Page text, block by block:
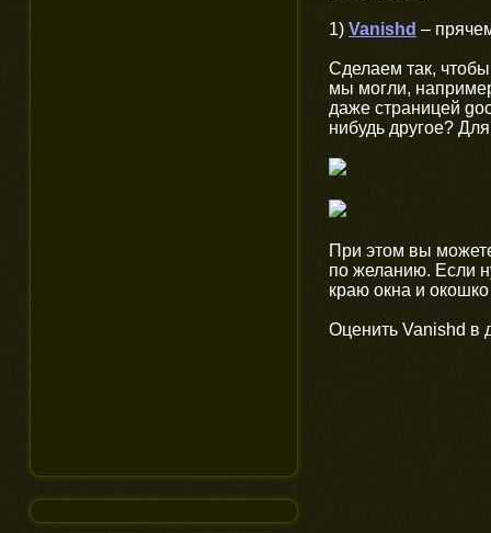
1) Vanishd –
Сделаем так,
мы могли,
даже страницей
нибудь другое?
При этом вы
по желанию. Если
краю окна и окошко
Оценить Vanishd в